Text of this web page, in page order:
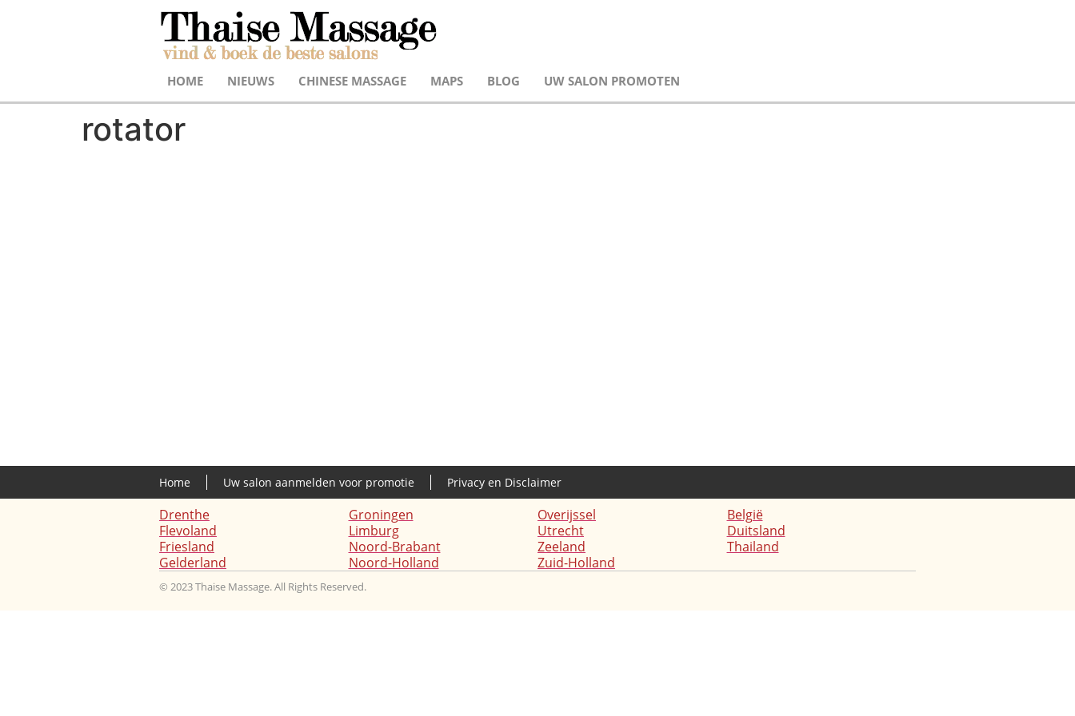
HOME NIEUWS CHINESE MASSAGE MAPS BLOG UW SALON PROMOTEN
rotator
Home Uw salon aanmelden voor promotie Privacy en Disclaimer
Drenthe
Flevoland
Friesland
Gelderland
Groningen
Limburg
Noord-Brabant
Noord-Holland
Overijssel
Utrecht
Zeeland
Zuid-Holland
België
Duitsland
Thailand
© 2023 Thaise Massage. All Rights Reserved.